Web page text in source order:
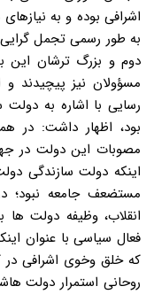
اشرافی بوده و به
به طور رسمی تجمل گرایی
دوم و بزرگ ترشان این
مسؤولان نیز پیچیدند
رسایی با اشاره به
بود، اظهار داشت: در
مصوبات این دولت در
اینکه دولت سازندگی
مستضعف جامعه نبود؛
انقلاب، وظیفه دولت ها
فعال سیاسی با عنوان
که خلق وخوی اشرافی
روحانی استمرار دولت